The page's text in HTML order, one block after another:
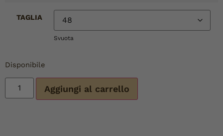
TAGLIA
Svuota
Disponibile
Aggiungi al carrello